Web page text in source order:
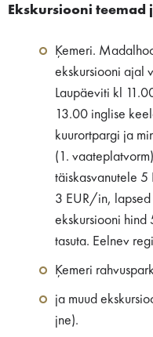
Ekskursiooni teemad
Ķemeri.
ekskursiooni ajal
Laupäeviti kl
13.00 inglise
kuurortpargi ja
(1.
täiskasvanutele
3 EUR/in, lapsed
ekskursiooni
tasuta. Eelnev
Ķemeri
ja muud
jne).